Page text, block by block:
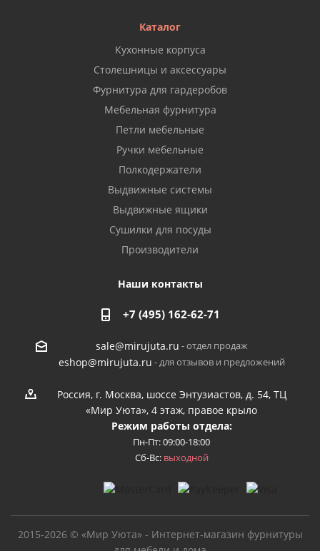
Каталог
Кухонные корпуса
Столешницы и аксессуары
Фурнитура для гардеробов
Мебельная фурнитура
Петли мебельные
Ручки мебельные
Полкодержатели
Выдвижные системы
Выдвижные ящики
Сушилки для посуды
Производители
Наши контакты
+7 (495) 162-62-71
sale@mirujuta.ru - отдел продаж
eshop@mirujuta.ru - для отзывов и предложений
Россия, г. Москва, шоссе Энтузиастов, д. 54, ТЦ
«Мир Уюта», 4 этаж, правое крыло
Режим работы отдела:
Пн-Пт: 09:00-18:00
Сб-Вс: выходной
2015-2026 © «Мир Уюта» - Интернет-магазин фурнитуры